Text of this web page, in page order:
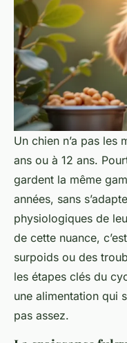
Un chien n’a pas les
ans ou à 12 ans.
gardent la même
années, sans
physiologiques de
de cette nuance,
surpoids ou des
les étapes clés du
une alimentation qui
pas assez.